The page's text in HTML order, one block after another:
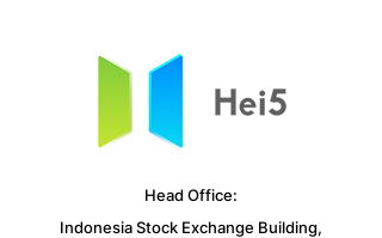
Head Office:
Indonesia Stock Exchange Building,